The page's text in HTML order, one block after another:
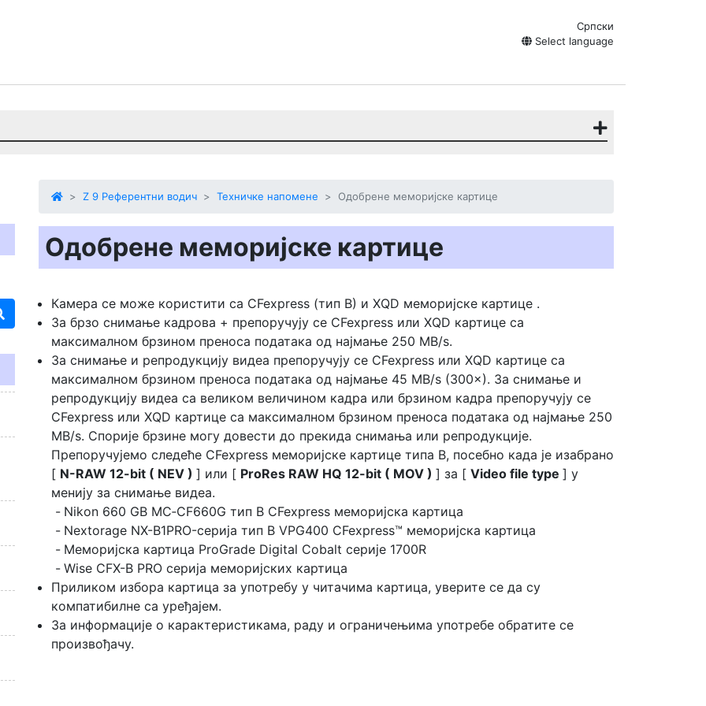
Српски
Select language
Z 9 Референтни водич Техничке напомене Одобрене меморијске картице
Одобрене меморијске картице
Камера се може користити са CFexpress (тип B) и XQD меморијске картице .
За брзо снимање кадрова + препоручују се CFexpress или XQD картице са
максималном брзином преноса података од најмање 250 MB/s.
За снимање и репродукцију видеа препоручују се CFexpress или XQD картице са
максималном брзином преноса података од најмање 45 MB/s (300×). За снимање и
репродукцију видеа са великом величином кадра или брзином кадра препоручују се
CFexpress или XQD картице са максималном брзином преноса података од најмање 250
MB/s. Спорије брзине могу довести до прекида снимања или репродукције.
Препоручујемо следеће CFexpress меморијске картице типа B, посебно када је изабрано
[ N-RAW 12-bit ( NEV ) ] или [ ProRes RAW HQ 12-bit ( MOV ) ] за [ Video file type ] у
менију за снимање видеа.
Nikon 660 GB MC‑CF660G тип B CFexpress меморијска картица
Nextorage NX-B1PRO-серија тип B VPG400 CFexpress™ меморијска картица
Меморијска картица ProGrade Digital Cobalt серије 1700R
Wise CFX-B PRO серија меморијских картица
Приликом избора картица за употребу у читачима картица, уверите се да су
компатибилне са уређајем.
За информације о карактеристикама, раду и ограничењима употребе обратите се
произвођачу.